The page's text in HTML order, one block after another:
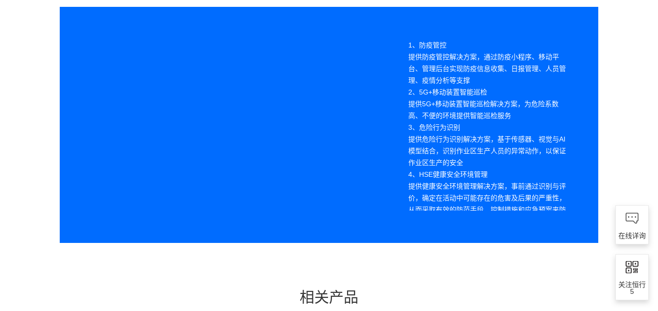
1、防疫管控
提供防疫管控解决方案，通过防疫小程序、移动平
台、管理后台实现防疫信息收集、日报管理、人员管
理、疫情分析等支撑
2、5G+移动装置智能巡检
提供5G+移动装置智能巡检解决方案，为危险系数
高、不便的环境提供智能巡检服务
3、危险行为识别
提供危险行为识别解决方案，基于传感器、视觉与AI
模型结合，识别作业区生产人员的异常动作，以保证
作业区生产的安全
4、HSE健康安全环境管理
提供健康安全环境管理解决方案，事前通过识别与评
价，确定在活动中可能存在的危害及后果的严重性，
从而采取有效的防范手段、控制措施和应急预案来防
相关产品
在线详询
关注恒行
5